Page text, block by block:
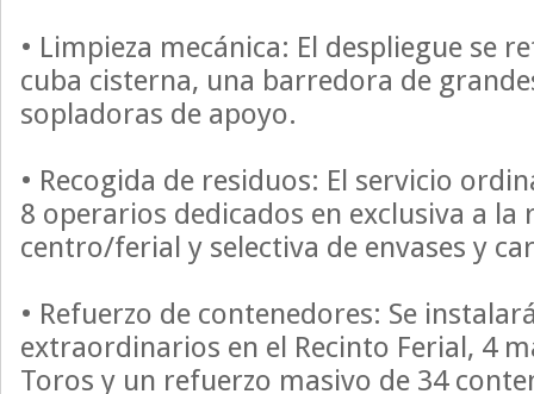
• Limpieza mecánica: El despliegue se
cuba cisterna, una barredora de
sopladoras de apoyo.
• Recogida de residuos: El servicio
8 operarios dedicados en exclusiva a
centro/ferial y selectiva de envases y
• Refuerzo de contenedores: Se
extraordinarios en el Recinto Ferial, 4
Toros y un refuerzo masivo de 34